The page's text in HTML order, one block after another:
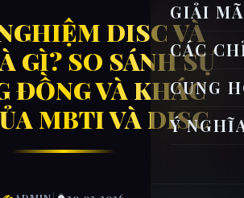
GIẢI
CÁC
CUNG
Ý
DISC VÀ
GÌ? SO SÁNH SỰ
ĐỒNG VÀ KHÁC
MBTI VÀ DISC